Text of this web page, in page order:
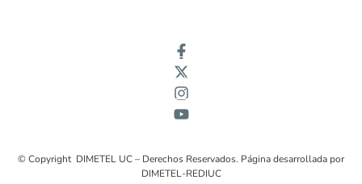
© Copyright DIMETEL UC – Derechos Reservados. Página desarrollada por
DIMETEL-REDIUC